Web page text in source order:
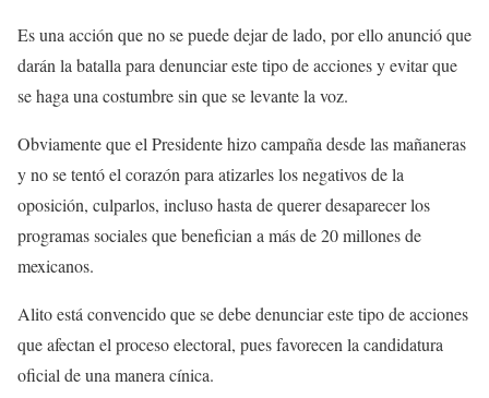
Es una acción que no se puede dejar de lado, por ello anunció que
darán la batalla para denunciar este tipo de acciones y evitar que
se haga una costumbre sin que se levante la voz.
Obviamente que el Presidente hizo campaña desde las mañaneras
y no se tentó el corazón para atizarles los negativos de la
oposición, culparlos, incluso hasta de querer desaparecer los
programas sociales que benefician a más de 20 millones de
mexicanos.
Alito está convencido que se debe denunciar este tipo de acciones
que afectan el proceso electoral, pues favorecen la candidatura
oficial de una manera cínica.